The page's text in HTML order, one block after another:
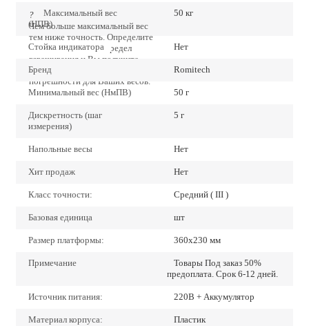
?
Чем больше максимальный вес
тем ниже точность. Определите
точно наибольший предел
взвешивания и Вы получите
наиболее низкие значения
погрешности для Ваших весов.
Максимальный вес
(НПВ)
50 кг
Стойка индикатора Нет
Бренд Romitech
Минимальный вес (НмПВ) 50 г
Дискретность (шаг
измерения)
5 г
Напольные весы Нет
Хит продаж Нет
Класс точности: Средний ( III )
Базовая единица шт
Размер платформы: 360x230 мм
Примечание
Товары Под заказ 50%
предоплата. Срок 6-12 дней.
Источник питания: 220В + Аккумулятор
Материал корпуса: Пластик